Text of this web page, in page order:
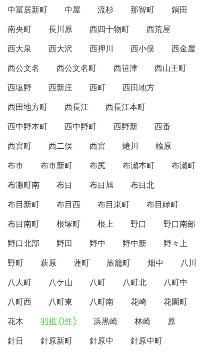
中冨居新町
中屋 流杉 那智町
鍋田
南央町
長川原 西四十物町
西荒屋
西大泉
西大沢 西押川 西小俣
西金屋
西公文名
西公文名町 西笹津
西山王町
西塩野
西新庄 西町
西田地方
西田地方町
西長江
西長江本町
西中野本町
西中野町 西野新
西番
西宮町
西二俣 西宮 蜷川
楡原
布市
布市新町 布尻 布瀬本町
布瀬町
布瀬町南
布目 布目旭
布目北
布目新町
布目西 布目東町
布目緑町
布目南町
根塚町 根上 野口
野口南部
野口北部
野田 野中 野中新
野々上
野町
萩原 蓮町 旅籠町 畑中
八川
八人町
八ケ山 八町 八町北
八町中
八町西
八町東 八町南 花崎
花園町
花木
羽根 (1件) 浜黒崎 林崎
原
針日
針原新町 針原中 針原中町